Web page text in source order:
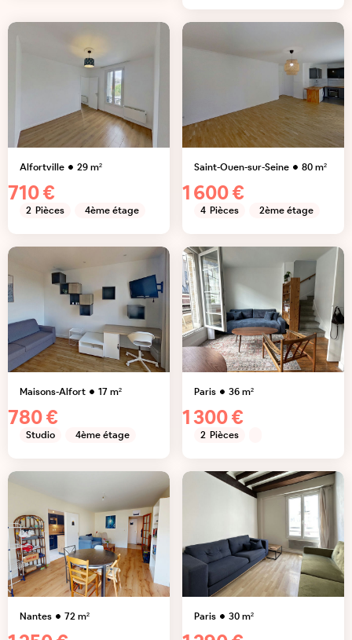
Alfortville 29m²
710 €
2 Pièces 4ème étage
Saint-Ouen-sur-Seine 80m²
1 600 €
4 Pièces 2ème étage
Maisons-Alfort 17m²
780 €
Studio 4ème étage
Paris 36m²
1 300 €
2 Pièces
Nantes 72m² Paris 30m²